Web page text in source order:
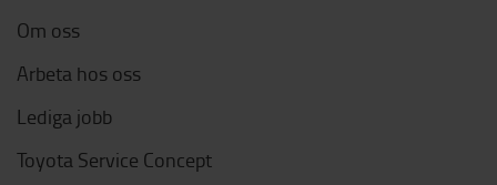
Om oss
Arbeta hos oss
Lediga jobb
Toyota Service Concept